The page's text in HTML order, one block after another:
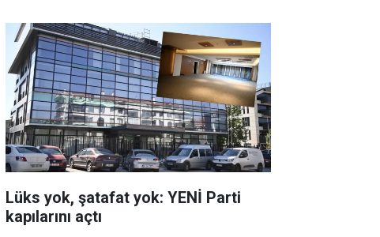
Lüks yok, şatafat yok: YENİ Parti
kapılarını açtı